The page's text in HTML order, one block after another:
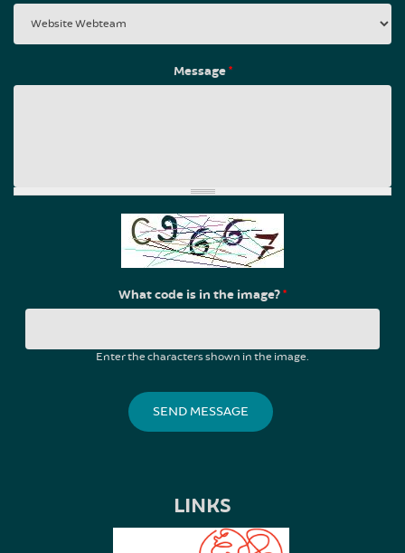
Message*
What code is in the image?*
Enter the characters shown in the image.
LINKS